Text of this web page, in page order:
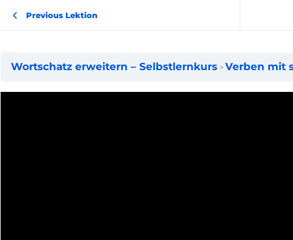
Previous Lektion
Wortschatz erweitern – Selbstlernkurs Verben mit